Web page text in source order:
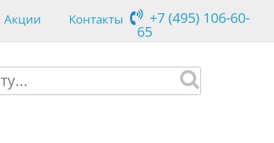
Акции Контакты +7 (495) 106-60-
65